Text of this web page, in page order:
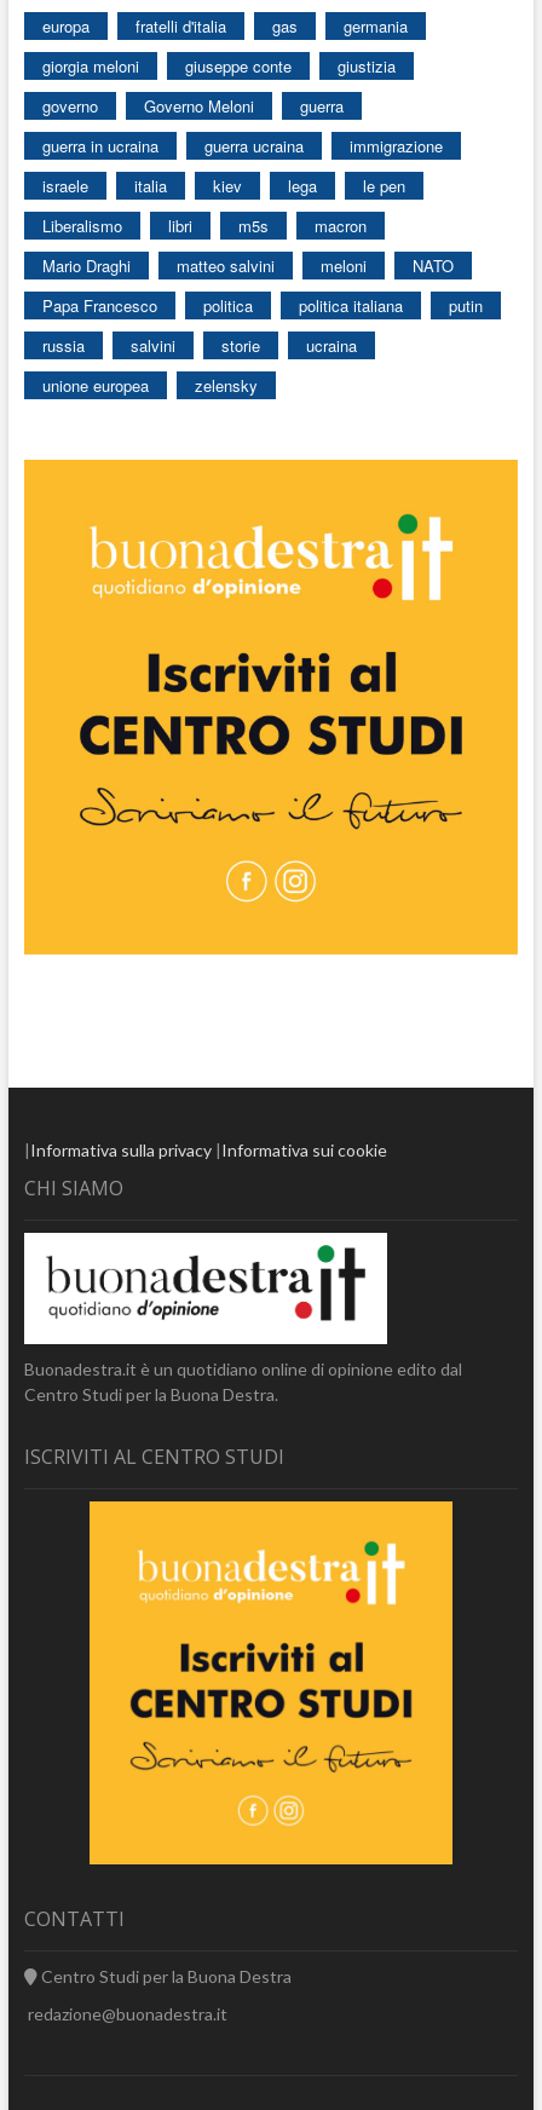
europa
fratelli d'italia gas
germania
giorgia meloni
giuseppe conte
giustizia
governo
Governo Meloni
guerra
guerra in ucraina
guerra ucraina
immigrazione
israele
italia kiev lega
le pen
Liberalismo
libri m5s
macron
Mario Draghi
matteo salvini meloni
NATO
Papa Francesco
politica politica italiana
putin
russia
salvini storie
ucraina
unione europea
zelensky
|Informativa sulla privacy|Informativa sui cookie
CHI SIAMO
Buonadestra.it è un quotidiano online di opinione edito dal
Centro Studi per la Buona Destra.
ISCRIVITI AL CENTRO STUDI
CONTATTI
Centro Studi per la Buona Destra
redazione@buonadestra.it